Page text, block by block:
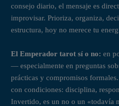
consejo diario, el mensaje es
improvisar. Prioriza, organiza,
estructura, hoy no merece tu
El Emperador tarot sí o no: en
— especialmente en preguntas
prácticas y compromisos
con condiciones: disciplina,
Invertido, es un no o un «todavía